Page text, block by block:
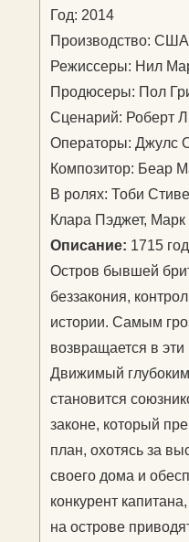
Год: 2014
Производство:
Режиссеры: Нил
Продюсеры: Пол
Сценарий: Роберт
Операторы: Джулс
Композитор: Беар
В ролях: Тоби
Клара Пэджет,
Описание: 1715
Остров бывшей
беззакония,
истории. Самым
возвращается в
Движимый
становится
законе, который
план, охотясь за
своего дома и
конкурент
на острове